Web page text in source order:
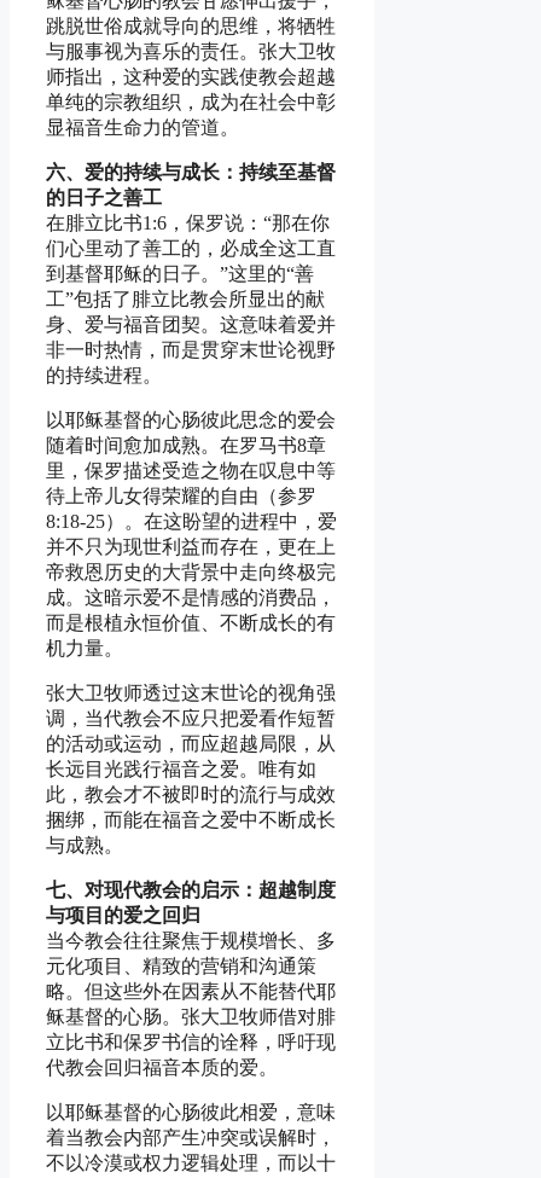
跳脱世俗成就导向的思维，将牺牲
与服事视为喜乐的责任。张大卫牧
师指出，这种爱的实践使教会超越
单纯的宗教组织，成为在社会中彰
显福音生命力的管道。
六、爱的持续与成长：持续至基督
的日子之善工
在腓立比书1:6，保罗说：“那在你
们心里动了善工的，必成全这工直
到基督耶稣的日子。”这里的“善
工”包括了腓立比教会所显出的献
身、爱与福音团契。这意味着爱并
非一时热情，而是贯穿末世论视野
的持续进程。
以耶稣基督的心肠彼此思念的爱会
随着时间愈加成熟。在罗马书8章
里，保罗描述受造之物在叹息中等
待上帝儿女得荣耀的自由（参罗
8:18-25）。在这盼望的进程中，爱
并不只为现世利益而存在，更在上
帝救恩历史的大背景中走向终极完
成。这暗示爱不是情感的消费品，
而是根植永恒价值、不断成长的有
机力量。
张大卫牧师透过这末世论的视角强
调，当代教会不应只把爱看作短暂
的活动或运动，而应超越局限，从
长远目光践行福音之爱。唯有如
此，教会才不被即时的流行与成效
捆绑，而能在福音之爱中不断成长
与成熟。
七、对现代教会的启示：超越制度
与项目的爱之回归
当今教会往往聚焦于规模增长、多
元化项目、精致的营销和沟通策
略。但这些外在因素从不能替代耶
稣基督的心肠。张大卫牧师借对腓
立比书和保罗书信的诠释，呼吁现
代教会回归福音本质的爱。
以耶稣基督的心肠彼此相爱，意味
着当教会内部产生冲突或误解时，
不以冷漠或权力逻辑处理，而以十